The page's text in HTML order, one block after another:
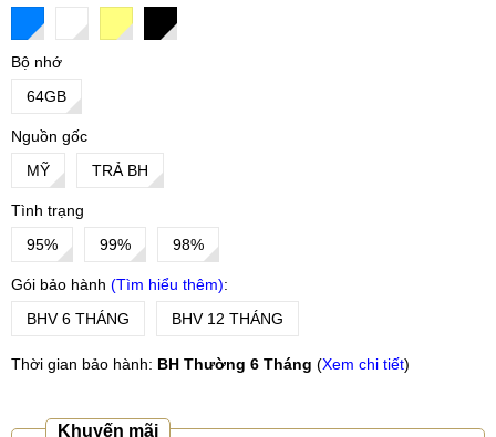
Bộ nhớ
64GB
Nguồn gốc
MỸ
TRẢ BH
Tình trạng
95%
99% 98%
Gói bảo hành
Tìm hiểu thêm
BHV 6 THÁNG
BHV 12 THÁNG
Thời gian bảo hành: BH Thường 6 Tháng (Xem chi tiết)
Khuyến mãi